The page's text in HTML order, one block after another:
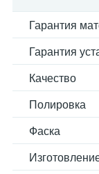
Гарантия
Гарантия
Качество
Полировка
Фаска